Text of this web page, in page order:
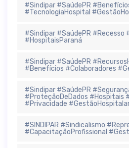
#Sindipar #SaúdePR
#TecnologiaHospital
#Sindipar #SaúdePR #Recesso
#HospitaisParaná
#Sindipar #SaúdePR
#Benefícios #Colaboradores
#Sindipar #SaúdePR
#ProteçãoDeDados #Hospitais
#Privacidade
#SINDIPAR #Sindicalismo
#CapacitaçãoProfissional